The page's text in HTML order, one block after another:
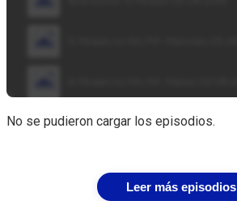
No se pudieron cargar los episodios.
Leer más episodios